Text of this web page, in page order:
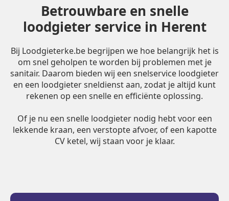
Betrouwbare en snelle
loodgieter service in Herent
Bij Loodgieterke.be begrijpen we hoe belangrijk het is
om snel geholpen te worden bij problemen met je
sanitair. Daarom bieden wij een snelservice loodgieter
en een loodgieter sneldienst aan, zodat je altijd kunt
rekenen op een snelle en efficiënte oplossing.
Of je nu een snelle loodgieter nodig hebt voor een
lekkende kraan, een verstopte afvoer, of een kapotte
CV ketel, wij staan voor je klaar.